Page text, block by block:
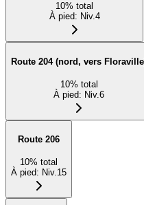
10% total
À pied: Niv.4
Route 204 (nord, vers
10% total
À pied: Niv.6
Route 206
10% total
À pied: Niv.15